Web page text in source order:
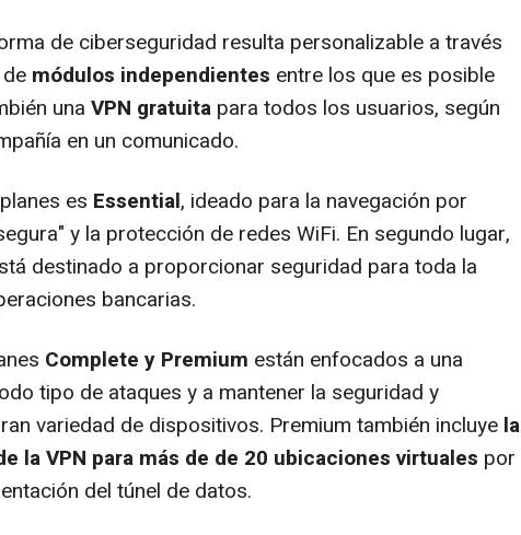
de ciberseguridad resulta personalizable a través
módulos independientes entre los que es posible
una VPN gratuita para todos los usuarios, según
en un comunicado.
es Essential, ideado para la navegación por
y la protección de redes WiFi. En segundo lugar,
destinado a proporcionar seguridad para toda la
bancarias.
Complete y Premium están enfocados a una
tipo de ataques y a mantener la seguridad y
variedad de dispositivos. Premium también incluye la
la VPN para más de de 20 ubicaciones virtuales por
del túnel de datos.